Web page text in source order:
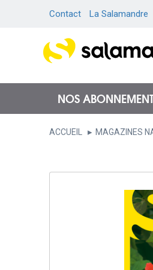
Contact La Salamandre
NOS
ACCUEIL MAGAZINES